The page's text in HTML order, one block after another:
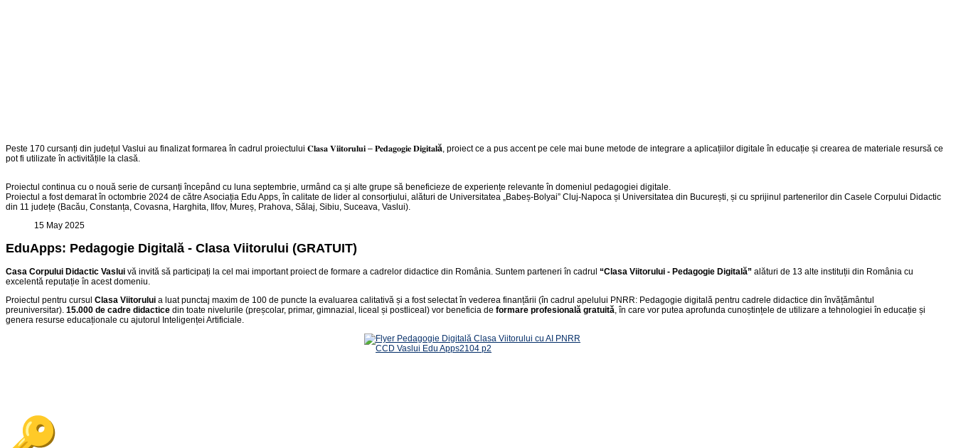
Peste 170 cursanți din județul Vaslui au finalizat formarea în cadrul proiectului 𝐂𝐥𝐚𝐬𝐚 𝐕𝐢𝐢𝐭𝐨𝐫𝐮𝐥𝐮𝐢 – 𝐏𝐞𝐝𝐚𝐠𝐨𝐠𝐢𝐞 𝐃𝐢𝐠𝐢𝐭𝐚𝐥ă , proiect ce a pus accent pe cele mai bune metode de integrare a aplicațiilor digitale în educație și crearea de materiale resursă ce
pot fi utilizate în activitățile la clasă.
Proiectul continua cu o nouă serie de cursanți începând cu luna septembrie, urmând ca și alte grupe să beneficieze de experiențe relevante în domeniul pedagogiei digitale.
Proiectul a fost demarat în octombrie 2024 de către Asociația Edu Apps, în calitate de lider al consorțiului, alături de Universitatea „Babeș-Bolyai” Cluj-Napoca și Universitatea din București, și cu sprijinul partenerilor din Casele Corpului Didactic
din 11 județe (Bacău, Constanța, Covasna, Harghita, Ilfov, Mureș, Prahova, Sălaj, Sibiu, Suceava, Vaslui).
15 May 2025
EduApps: Pedagogie Digitală - Clasa Viitorului (GRATUIT)
Casa Corpului Didactic Vaslui vă invită să participați la cel mai important proiect de formare a cadrelor didactice din România. Suntem parteneri în cadrul “Clasa Viitorului - Pedagogie Digitală” alături de 13 alte instituții din România cu
excelentă reputație în acest domeniu.
Proiectul pentru cursul Clasa Viitorului a luat punctaj maxim de 100 de puncte la evaluarea calitativă și a fost selectat în vederea finanțării (în cadrul apelului PNRR: Pedagogie digitală pentru cadrele didactice din învățământul
preuniversitar). 15.000 de cadre didactice din toate nivelurile (preșcolar, primar, gimnazial, liceal și postliceal) vor beneficia de formare profesională gratuită , în care vor putea aprofunda cunoștințele de utilizare a tehnologiei în educație și
genera resurse educaționale cu ajutorul Inteligenței Artificiale.